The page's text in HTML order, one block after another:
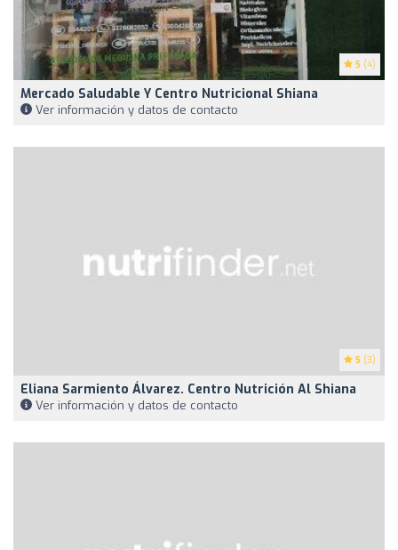
5 (4)
Mercado Saludable Y Centro Nutricional Shiana
Ver información y datos de contacto
5 (3)
Eliana Sarmiento Álvarez. Centro Nutrición Al Shiana
Ver información y datos de contacto